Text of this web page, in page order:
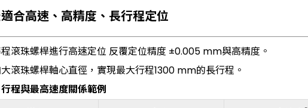
合高速、高精度、長行程定位
滾珠螺桿進行高速定位 反覆定位精度 ±0.005 mm與高精度。
滾珠螺桿軸心直徑，實現最大行程1300 mm的長行程。
程與最高速度關係範例